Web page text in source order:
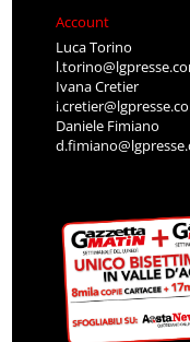
Account
Luca Torino
Ivana Cretier
Daniele Fimiano